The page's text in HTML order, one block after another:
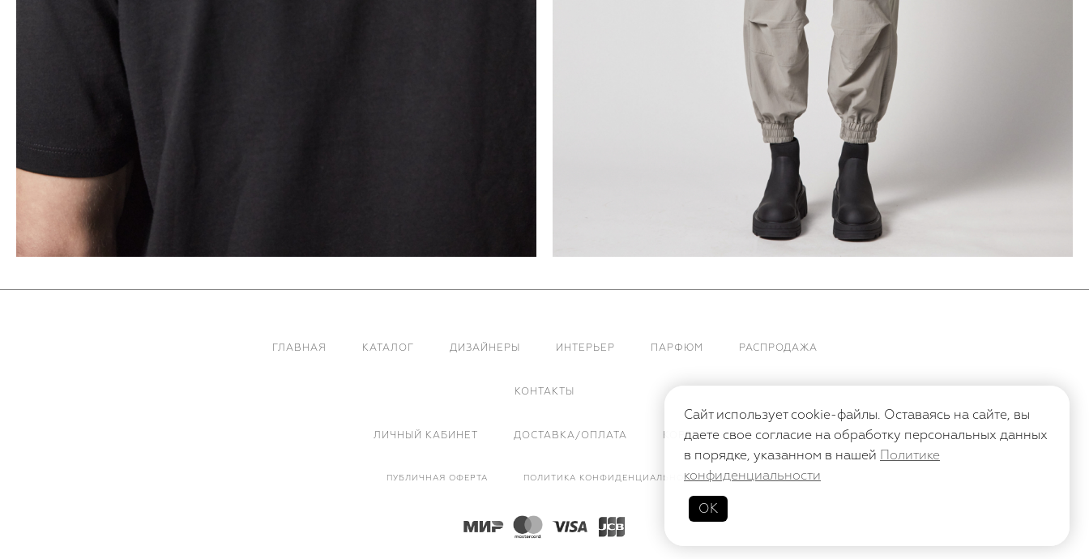
ГЛАВНАЯ КАТАЛОГ ДИЗАЙНЕРЫ ИНТЕРЬЕР ПАРФЮМ РАСПРОДАЖА
КОНТАКТЫ
ЛИЧНЫЙ КАБИНЕТ ДОСТАВКА/ОПЛАТА КОРЗИНА
ПУБЛИЧНАЯ ОФЕРТА ПОЛИТИКА КОНФИДЕНЦИАЛЬНОСТИ
Сайт использует cookie-файлы. Оставаясь на сайте, вы
даете свое согласие на обработку персональных данных
в порядке, указанном в нашей Политике
конфиденциальности
ОК